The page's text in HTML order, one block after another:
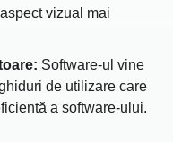
vizual mai
Software-ul vine
de utilizare care
a software-ului.